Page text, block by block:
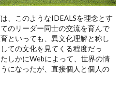
、このようなIDEALSを理念とす
のリーダー同士の交流を育んで
といっても、異文化理解と称し
ての文化を見てくる程度だっ
しかにWebによって、世界の情
になったが、直接個人と個人の